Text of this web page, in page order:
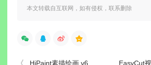
本文转载自互联网，如有侵权，联系删除
HiPaint素描绘画 v6.3.1 解锁Pro专业版-插画漫画 EasyCut视频编辑